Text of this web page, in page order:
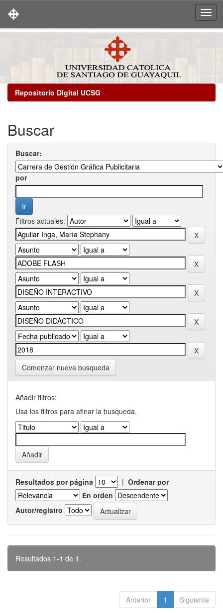
Repositorio Digital UCSG
Buscar
Buscar:
por
Filtros actuales:
Comenzar nueva busqueda
Añadir filtros:
Usa los filtros para afinar la busqueda.
Resultados por página | Ordenar por
En orden
Autor/registro
Resultados 1-1 de 1.
Anterior 1 Siguiente